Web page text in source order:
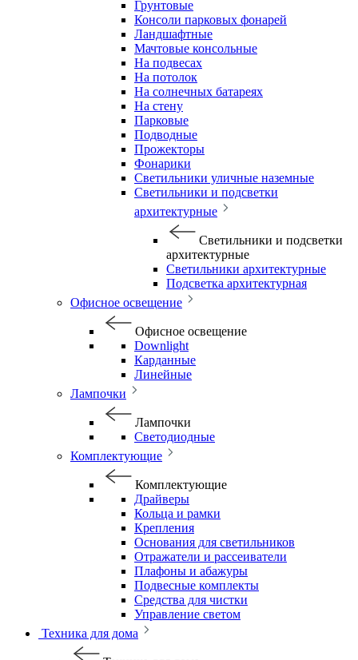
Грунтовые
Консоли парковых фонарей
Ландшафтные
Мачтовые консольные
На подвесах
На потолок
На солнечных батареях
На стену
Парковые
Подводные
Прожекторы
Фонарики
Светильники уличные наземные
Светильники и подсветки
архитектурные
Светильники и подсветки
архитектурные
Светильники архитектурные
Подсветка архитектурная
Офисное освещение
Офисное освещение
Downlight
Карданные
Линейные
Лампочки
Лампочки
Светодиодные
Комплектующие
Комплектующие
Драйверы
Кольца и рамки
Крепления
Основания для светильников
Отражатели и рассеиватели
Плафоны и абажуры
Подвесные комплекты
Средства для чистки
Управление светом
Техника для дома